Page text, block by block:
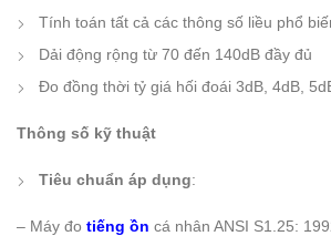
Tính toán tất cả các thông số liều phổ
Dải động rộng từ 70 đến 140dB đầy đủ
Đo đồng thời tỷ giá hối đoái 3dB, 4dB,
Thông số kỹ thuật
Tiêu chuẩn áp dụng:
– Máy đo tiếng ồn cá nhân ANSI S1.25: